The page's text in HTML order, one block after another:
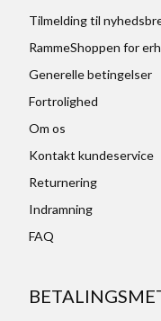
Tilmelding til
RammeShoppen for
Generelle betingelser
Fortrolighed
Om os
Kontakt kundeservice
Returnering
Indramning
FAQ